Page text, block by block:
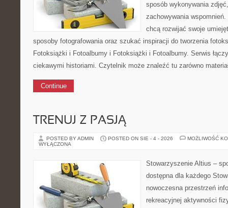
sposób wykonywania
zachowywania
chcą rozwijać swoje
sposoby fotografowania oraz szukać inspiracji do tworzenia
Fotoksiążki i Fotoalbumy i Fotoksiążki i Fotoalbumy. Serwis
ciekawymi historiami. Czytelnik może znaleźć tu zarówno
Continue
TRENUJ Z PASJĄ
POSTED BY ADMIN POSTED ON SIE - 4 - 2026
MOŻLIWOŚĆ
WYŁĄCZONA
Stowarzyszenie Altius –
dostępna dla każdego
nowoczesna przestrzeń
rekreacyjnej aktywności